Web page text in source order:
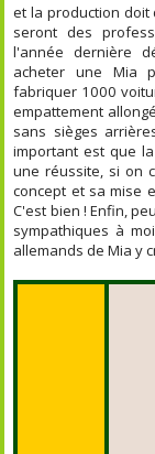
et la production doit
seront des
l'année dernière
acheter une Mia
fabriquer 1000
empattement
sans sièges
important est que
une réussite, si on
concept et sa mise
C'est bien ! Enfin,
sympathiques à
allemands de Mia y